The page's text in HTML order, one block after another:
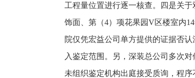
工程量位置进行逐一核查。四是关
饰面、第（4）项花果园V区楼室内
院仅凭宏益公司单方提供的证据否
入鉴定范围。另，深装总公司多次
未组织鉴定机构出庭接受质询，程